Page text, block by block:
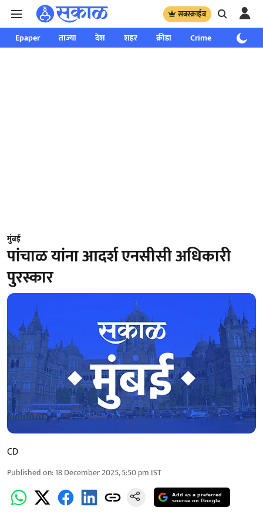
सबस्क्राईब
Epaper ताज्या देश शहर क्रीडा Crime साप्ताहिक
मुंबई
पांचाळ यांना आदर्श एनसीसी अधिकारी
पुरस्कार
CD
Published on:18 December 2025, 5:50 pm IST
Add as a preferred
source on Google